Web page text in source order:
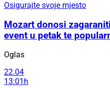
Osigurajte svoje mjesto
Mozart donosi
event u petak te
Oglas
22.04
13:01h